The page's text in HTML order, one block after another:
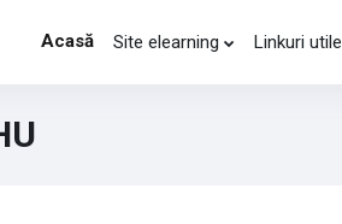
Acasă
Site elearning Linkuri utile